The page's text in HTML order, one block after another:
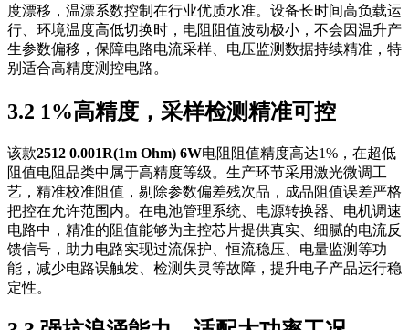
度漂移，温漂系数控制在行业优质水准。设备长时间高负载运
行、环境温度高低切换时，电阻阻值波动极小，不会因温升产
生参数偏移，保障电路电流采样、电压监测数据持续精准，特
别适合高精度测控电路。
3.2 1%高精度，采样检测精准可控
该款2512 0.001R(1m Ohm) 6W电阻阻值精度高达1%，在超低
阻值电阻品类中属于高精度等级。生产环节采用激光微调工
艺，精准校准阻值，剔除参数偏差残次品，成品阻值误差严格
把控在允许范围内。在电池管理系统、电源转换器、电机调速
电路中，精准的阻值能够为主控芯片提供真实、细腻的电流反
馈信号，助力电路实现过流保护、恒流稳压、电量监测等功
能，减少电路误触发、检测失灵等故障，提升电子产品运行稳
定性。